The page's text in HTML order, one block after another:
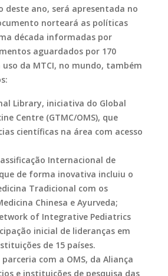
deste ano, será apresentada no
norteará as políticas
década informadas por
aguardados por 170
da MTCI, no mundo, também
Library, iniciativa do Global
Centre (GTMC/OMS), que
científicas na área com acesso
Internacional de
que de forma inovativa incluiu o
Tradicional com os
Chinesa e Ayurveda;
of Integrative Pediatrics
inicial de lideranças em
de 15 países.
com a OMS, da Aliança
e instituições de pesquisa das